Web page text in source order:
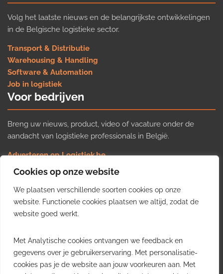
Cookies op onze website
We plaatsen verschillende soorten cookies op onze
website. Functionele cookies plaatsen we altijd, zodat de
website goed werkt.
Met Analytische cookies ontvangen we feedback en
gegevens over je gebruikerservaring. Met personalisatie-
cookies pas je de website aan jouw voorkeuren aan. Met
Volg het laatste nieuws en de belangrijkste ontwikkelingen
in de Belgische logistieke sector.
Transport & Distributie
Warehousing & Handling
Software & Automation
Job in logistiek
Voor bedrijven
Breng uw nieuws, product, video of vacature onder de
aandacht van logistieke professionals in België.
Adverteren op Logistiek.be
Nieuws insturen
Uw video op Logistiek.TV
Job plaatsen
Gratis wekelijkse update
inzichten uit de Belgische logistieke sector in uw inbox.
Ontvang je gratis